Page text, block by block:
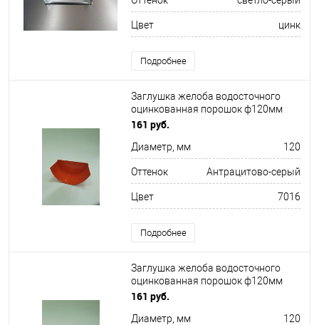
Цвет цинк
Подробнее
Заглушка желоба водосточного
оцинкованная порошок ф120мм
RAL 7016
161 руб.
Диаметр, мм 120
Оттенок Антрацитово-серый
Цвет 7016
Подробнее
Заглушка желоба водосточного
оцинкованная порошок ф120мм
RAL 3001
161 руб.
Диаметр, мм 120